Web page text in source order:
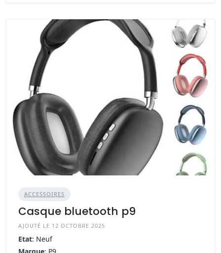
ACCESSOIRES
Casque bluetooth p9
AJOUTÉ LE 12 OCTOBRE 2025
Etat: Neuf